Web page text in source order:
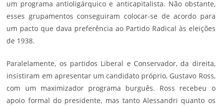
um programa antioligárquico e anticapitalista. Não obstante,
esses grupamentos conseguiram colocar-se de acordo para
um pacto que dava preferência ao Partido Radical às eleições
de 1938.
Paralelamente, os partidos Liberal e Conservador, da direita,
insistiram em apresentar um candidato próprio, Gustavo Ross,
com um maximizador programa burguês. Ross recebeu o
apoio formal do presidente, mas tanto Alessandri quanto os